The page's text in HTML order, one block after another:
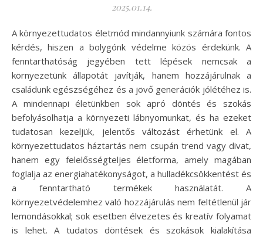
2025.01.14.
A környezettudatos életmód mindannyiunk számára fontos
kérdés, hiszen a bolygónk védelme közös érdekünk. A
fenntarthatóság jegyében tett lépések nemcsak a
környezetünk állapotát javítják, hanem hozzájárulnak a
családunk egészségéhez és a jövő generációk jólétéhez is.
A mindennapi életünkben sok apró döntés és szokás
befolyásolhatja a környezeti lábnyomunkat, és ha ezeket
tudatosan kezeljük, jelentős változást érhetünk el. A
környezettudatos háztartás nem csupán trend vagy divat,
hanem egy felelősségteljes életforma, amely magában
foglalja az energiahatékonyságot, a hulladékcsökkentést és
a fenntartható termékek használatát. A
környezetvédelemhez való hozzájárulás nem feltétlenül jár
lemondásokkal; sok esetben élvezetes és kreatív folyamat
is lehet. A tudatos döntések és szokások kialakítása